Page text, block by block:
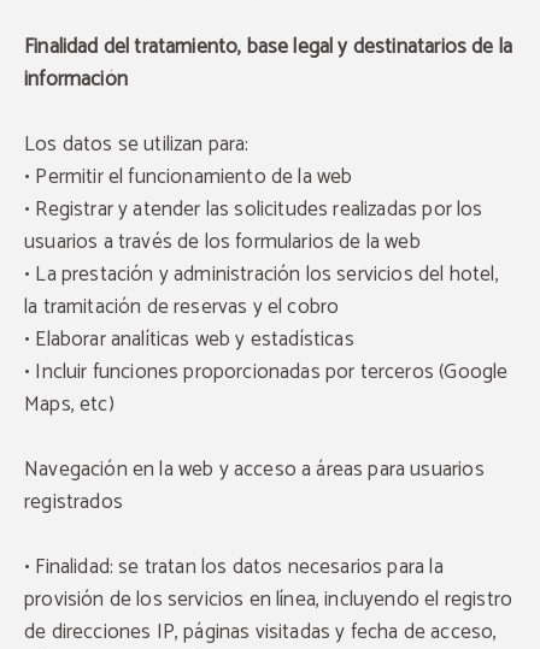
Finalidad del tratamiento, base legal y destinatarios de la
información
Los datos se utilizan para:
• Permitir el funcionamiento de la web
• Registrar y atender las solicitudes realizadas por los
usuarios a través de los formularios de la web
• La prestación y administración los servicios del hotel,
la tramitación de reservas y el cobro
• Elaborar analíticas web y estadísticas
• Incluir funciones proporcionadas por terceros (Google
Maps, etc)
Navegación en la web y acceso a áreas para usuarios
registrados
• Finalidad: se tratan los datos necesarios para la
provisión de los servicios en línea, incluyendo el registro
de direcciones IP, páginas visitadas y fecha de acceso,